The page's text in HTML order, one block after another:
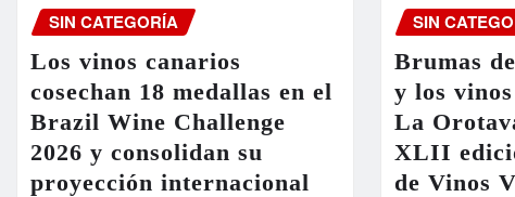
SIN CATEGORÍA
Los vinos canarios
cosechan 18 medallas en el
Brazil Wine Challenge
2026 y consolidan su
proyección internacional
SIN
Brumas
y los
La
XLII
de Vinos